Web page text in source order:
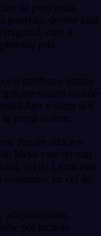
isi protejeaza
potrivita, devine loial
care ii
prin
ii confera o natura
situatii sociale
Apa ii ofera si o
prima vedere.
fiecare aduce o
Metal este cel mai
cel de Lemn este
aventuros, iar cel de
pot include